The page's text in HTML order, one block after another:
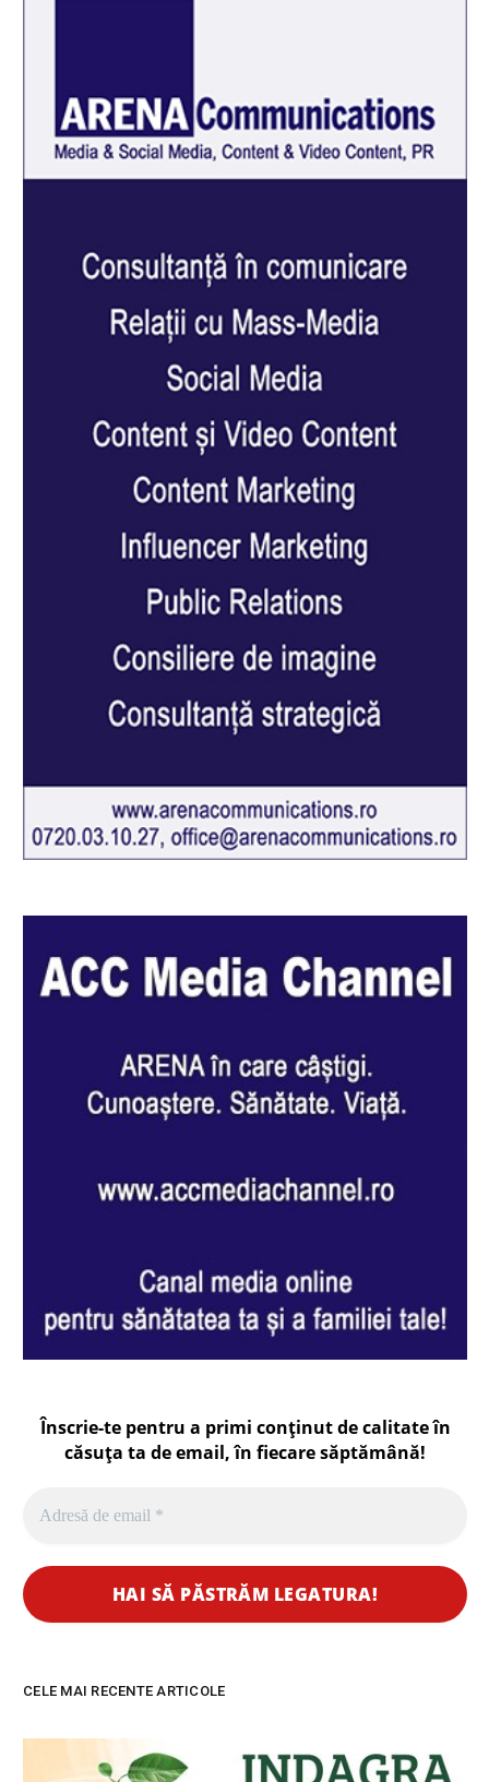
Înscrie-te pentru a primi conținut de calitate în
căsuța ta de email, în fiecaresăptămână!
CELE MAI RECENTE ARTICOLE